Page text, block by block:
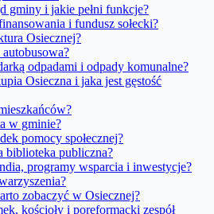
gminy i jakie pełni funkcje?
i fundusz sołecki?
Osiecznej?
odpadami i odpady komunalne?
Osieczna i jaka jest gęstość
w gminie?
pomocy społecznej?
biblioteka publiczna?
programy wsparcia i inwestycje?
zobaczyć w Osiecznej?
kościoły i poreformacki zespół